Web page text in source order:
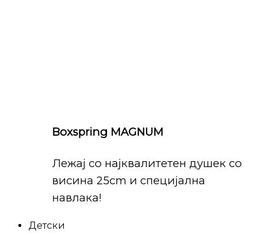
Boxspring MAGNUM
Лежај со најквалитетен душек со
висина 25cm и специјална
навлака!
Детски